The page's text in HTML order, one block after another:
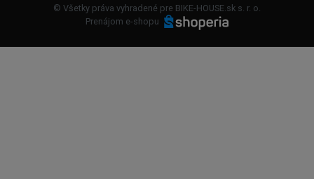
© Všetky práva vyhradené pre BIKE-HOUSE.sk s. r. o.
Prenájom e-shopu